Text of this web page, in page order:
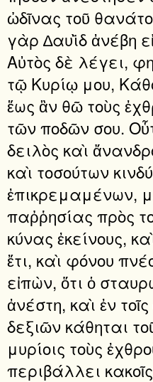
ὠδῖνας τοῦ
γὰρ ∆αυῒδ ἀνέβη
Αὐτὸς δὲ λέγει,
τῷ Κυρίῳ μου,
ἕως ἂν θῶ τοὺς
τῶν ποδῶν σου.
δειλὸς καὶ
καὶ τοσούτων
ἐπικρεμαμένων,
παῤῥησίας πρὸς
κύνας ἐκείνους,
ἔτι, καὶ φόνου
εἰπὼν, ὅτι ὁ
ἀνέστη, καὶ ἐν
δεξιῶν κάθηται
μυρίοις τοὺς
περιβάλλει